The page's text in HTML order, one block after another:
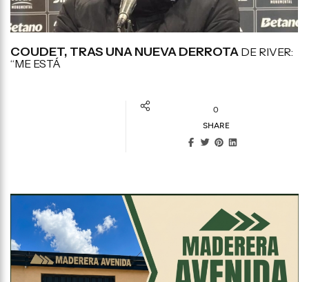
COUDET, TRAS UNA NUEVA DERROTA DE RIVER:
“ME ESTÁ
0
SHARE